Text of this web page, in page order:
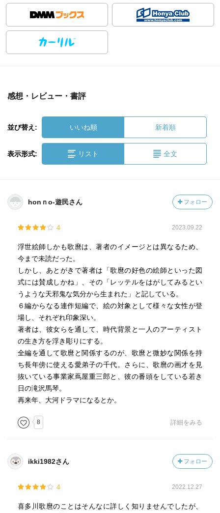
感想・レビュー・書評
並び替え: いいね順 新着順
表示形式: リスト 全文
honｎo-遊民さん フォロー
4 2023.09.22
浮世絵師しかも歌麿は、著者のイメージとは異なるため、
今まで未読だった。
しかし、あとがきで著者は「歌麿の好色の絵師といった図
式には賛成しかね」、その「レッテルをはがしてみるとい
うような天邪鬼な気分から生まれた」と記している。
６編からなる連作短編で、絵の対象として様々な女性が登
場し、それぞれ印象深い。
著者は、彼女らを通して、時代背景と一人のアーティスト
の生き方を浮き彫りにする。
全編を通して歌麿と関係するのが、歌麿と微妙な関係を持
ち長年傍に使える愛弟子の千代。さらに、歌麿の画才を見
抜いている事業家蔦屋重三郎と、彼の番頭をしている若き
日の滝沢馬琴。
再来年、大河ドラマになるとか。
8 詳細をみる
ikki1982さん フォロー
4 2022.12.27
喜多川歌麿のことはそんなに詳しく知りませんでしたが、